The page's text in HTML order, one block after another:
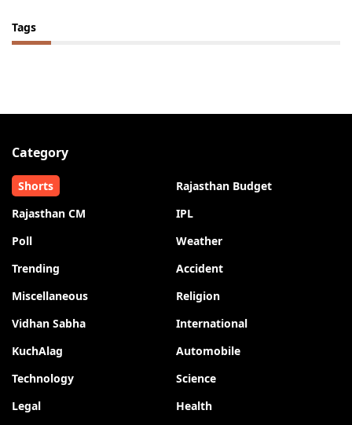
Tags
Category
Shorts
Rajasthan Budget
Rajasthan CM
IPL
Poll
Weather
Trending
Accident
Miscellaneous
Religion
Vidhan Sabha
International
KuchAlag
Automobile
Technology
Science
Legal
Health